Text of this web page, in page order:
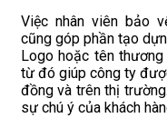
Việc nhân viên bảo
cũng góp phần tạo
Logo hoặc tên
từ đó giúp công ty
đồng và trên thị
sự chú ý của khách